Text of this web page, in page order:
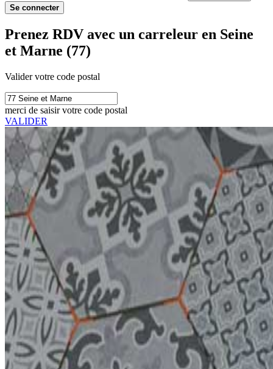
Se connecter
Prenez RDV avec un carreleur en Seine
et Marne (77)
Valider votre code postal
merci de saisir votre code postal
VALIDER